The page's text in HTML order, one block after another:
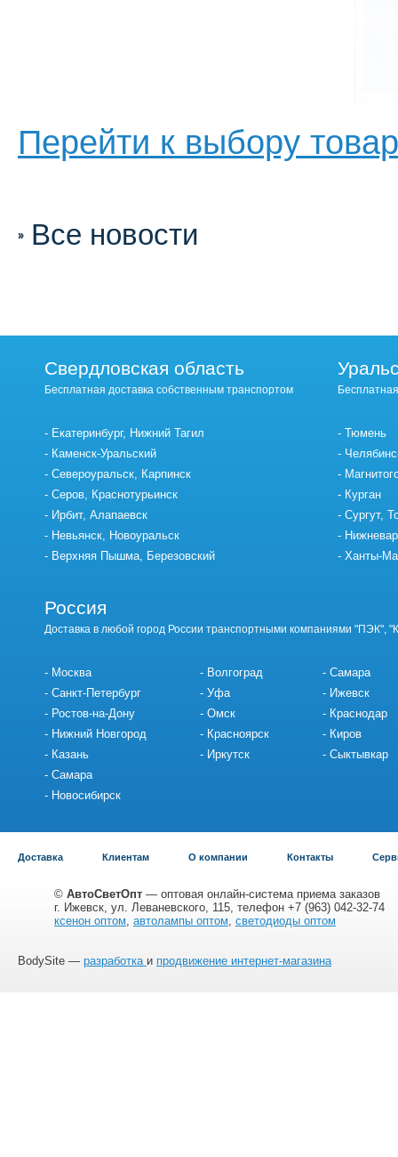
Перейти к выбору
Все новости
Свердловская область
Бесплатная доставка собственным транспортом
Екатеринбург, Нижний Тагил
Каменск-Уральский
Североуральск, Карпинск
Серов, Краснотурьинск
Ирбит, Алапаевск
Невьянск, Новоуральск
Верхняя Пышма, Березовский
Тюмень
Курган
Сургут,
Ханты-
Россия
Доставка в любой город России транспортными компаниями "ПЭК",
Москва
Санкт-Петербург
Ростов-на-Дону
Нижний Новгород
Казань
Самара
Новосибирск
Волгоград
Уфа
Омск
Красноярск
Иркутск
Самара
Ижевск
Краснодар
Киров
Сыктывкар
Доставка Клиентам О компании Контакты
© АвтоСветОпт — оптовая онлайн-система приема заказов
г. Ижевск, ул. Леваневского, 115, телефон +7 (963) 042-32-74
ксенон оптом, автолампы оптом, светодиоды оптом
BodySite — разработка и продвижение интернет-магазина